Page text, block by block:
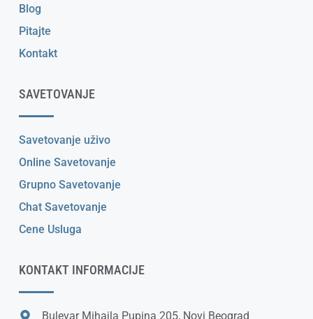
Blog
Pitajte
Kontakt
SAVETOVANJE
Savetovanje uživo
Online Savetovanje
Grupno Savetovanje
Chat Savetovanje
Cene Usluga
KONTAKT INFORMACIJE
Bulevar Mihajla Pupina 205, Novi Beograd